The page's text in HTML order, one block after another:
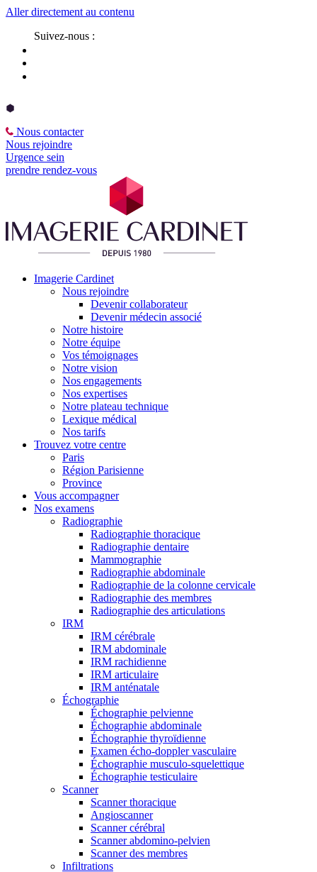
Aller directement au contenu
Suivez-nous :
Nous contacter
Nous rejoindre
Urgence sein
prendre rendez-vous
Imagerie Cardinet
Nous rejoindre
Devenir collaborateur
Devenir médecin associé
Notre histoire
Notre équipe
Vos témoignages
Notre vision
Nos engagements
Nos expertises
Notre plateau technique
Lexique médical
Nos tarifs
Trouvez votre centre
Paris
Région Parisienne
Province
Vous accompagner
Nos examens
Radiographie
Radiographie thoracique
Radiographie dentaire
Mammographie
Radiographie abdominale
Radiographie de la colonne cervicale
Radiographie des membres
Radiographie des articulations
IRM
IRM cérébrale
IRM abdominale
IRM rachidienne
IRM articulaire
IRM anténatale
Échographie
Échographie pelvienne
Échographie abdominale
Échographie thyroïdienne
Examen écho-doppler vasculaire
Échographie musculo-squelettique
Échographie testiculaire
Scanner
Scanner thoracique
Angioscanner
Scanner cérébral
Scanner abdomino-pelvien
Scanner des membres
Infiltrations